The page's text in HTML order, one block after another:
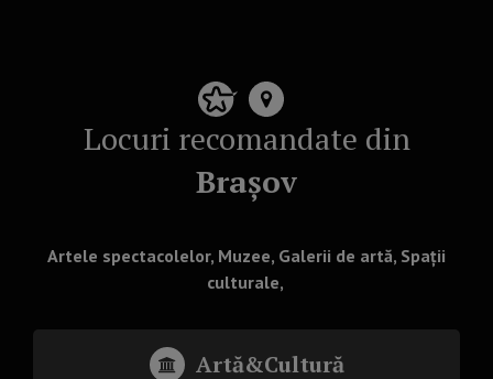
Locuri recomandate din
Brașov
Artele spectacolelor, Muzee, Galerii de artă, Spații
culturale,
Artă&Cultură